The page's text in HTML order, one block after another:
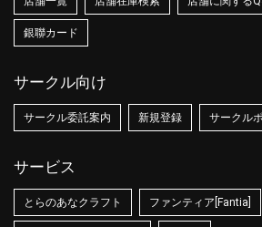
銀聯カード
サークル向け
サークル委託案内 新規登録 サークル
サービス
とらのあなクラフト ファンティア[Fantia]